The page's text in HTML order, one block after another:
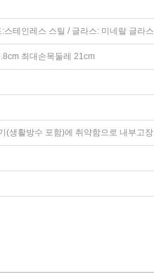
테인레스 스틸 / 글라스: 미네랄 글라스
최대손목둘레 21cm
(생활방수 포함)에 취약함으로 내부고